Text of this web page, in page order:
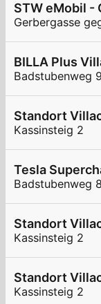
STW eMobil -
Gerbergasse
BILLA Plus
Badstubenweg
Standort
Kassinsteig 2
Tesla
Badstubenweg
Standort
Kassinsteig 2
Standort
Kassinsteig 2